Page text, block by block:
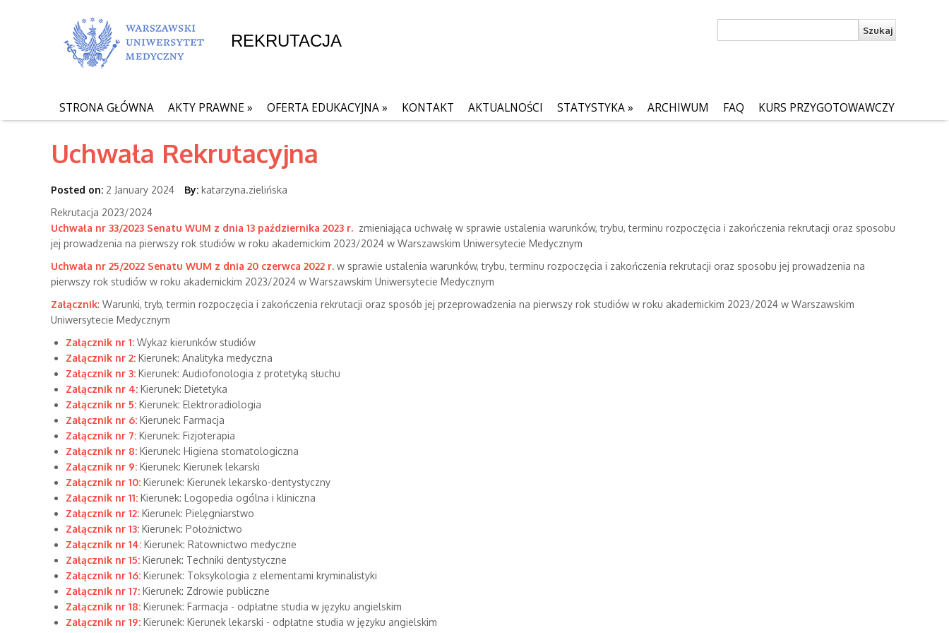
REKRUTACJA
Szukaj
STRONA GŁÓWNA AKTY PRAWNE » OFERTA EDUKACYJNA» KONTAKT AKTUALNOŚCI STATYSTYKA» ARCHIWUM FAQ KURS PRZYGOTOWAWCZY
Uchwała Rekrutacyjna
Posted on: 2 January 2024 By: katarzyna.zielińska
Rekrutacja 2023/2024
Uchwała nr 33/2023 Senatu WUM z dnia 13 października 2023 r. zmieniająca uchwałę w sprawie ustalenia warunków, trybu, terminu rozpoczęcia i zakończenia rekrutacji oraz sposobu
jej prowadzenia na pierwszy rok studiów w roku akademickim 2023/2024 w Warszawskim Uniwersytecie Medycznym
Uchwała nr 25/2022 Senatu WUM z dnia 20 czerwca 2022 r. w sprawie ustalenia warunków, trybu, terminu rozpoczęcia i zakończenia rekrutacji oraz sposobu jej prowadzenia na
pierwszy rok studiów w roku akademickim 2023/2024 w Warszawskim Uniwersytecie Medycznym
Załącznik: Warunki, tryb, termin rozpoczęcia i zakończenia rekrutacji oraz sposób jej przeprowadzenia na pierwszy rok studiów w roku akademickim 2023/2024 w Warszawskim
Uniwersytecie Medycznym
Załącznik nr 1: Wykaz kierunków studiów
Załącznik nr 2: Kierunek: Analityka medyczna
Załącznik nr 3: Kierunek: Audiofonologia z protetyką słuchu
Załącznik nr 4: Kierunek: Dietetyka
Załącznik nr 5: Kierunek: Elektroradiologia
Załącznik nr 6: Kierunek: Farmacja
Załącznik nr 7: Kierunek: Fizjoterapia
Załącznik nr 8: Kierunek: Higiena stomatologiczna
Załącznik nr 9: Kierunek: Kierunek lekarski
Załącznik nr 10: Kierunek: Kierunek lekarsko-dentystyczny
Załącznik nr 11: Kierunek: Logopedia ogólna i kliniczna
Załącznik nr 12: Kierunek: Pielęgniarstwo
Załącznik nr 13: Kierunek: Położnictwo
Załącznik nr 14: Kierunek: Ratownictwo medyczne
Załącznik nr 15: Kierunek: Techniki dentystyczne
Załącznik nr 16: Kierunek: Toksykologia z elementami kryminalistyki
Załącznik nr 17: Kierunek: Zdrowie publiczne
Załącznik nr 18: Kierunek: Farmacja - odpłatne studia w języku angielskim
Załącznik nr 19: Kierunek: Kierunek lekarski - odpłatne studia w języku angielskim